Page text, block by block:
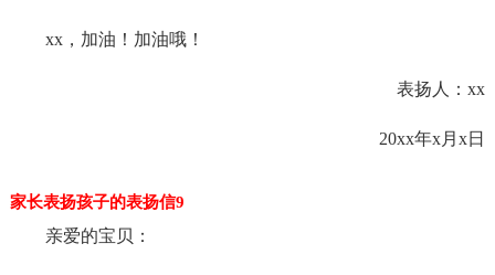
xx，加油！加油哦！
表扬人：xx
20xx年x月x日
家长表扬孩子的表扬信9
亲爱的宝贝：